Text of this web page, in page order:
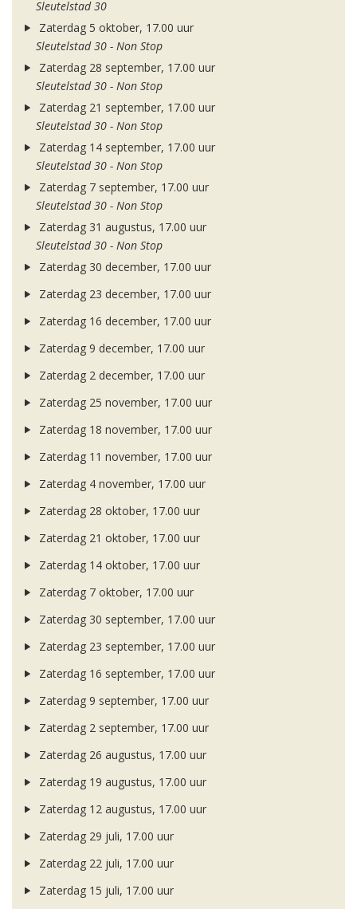
Sleutelstad 30
Zaterdag 5 oktober, 17.00 uur
Sleutelstad 30 - Non Stop
Zaterdag 28 september, 17.00 uur
Sleutelstad 30 - Non Stop
Zaterdag 21 september, 17.00 uur
Sleutelstad 30 - Non Stop
Zaterdag 14 september, 17.00 uur
Sleutelstad 30 - Non Stop
Zaterdag 7 september, 17.00 uur
Sleutelstad 30 - Non Stop
Zaterdag 31 augustus, 17.00 uur
Sleutelstad 30 - Non Stop
Zaterdag 30 december, 17.00 uur
Zaterdag 23 december, 17.00 uur
Zaterdag 16 december, 17.00 uur
Zaterdag 9 december, 17.00 uur
Zaterdag 2 december, 17.00 uur
Zaterdag 25 november, 17.00 uur
Zaterdag 18 november, 17.00 uur
Zaterdag 11 november, 17.00 uur
Zaterdag 4 november, 17.00 uur
Zaterdag 28 oktober, 17.00 uur
Zaterdag 21 oktober, 17.00 uur
Zaterdag 14 oktober, 17.00 uur
Zaterdag 7 oktober, 17.00 uur
Zaterdag 30 september, 17.00 uur
Zaterdag 23 september, 17.00 uur
Zaterdag 16 september, 17.00 uur
Zaterdag 9 september, 17.00 uur
Zaterdag 2 september, 17.00 uur
Zaterdag 26 augustus, 17.00 uur
Zaterdag 19 augustus, 17.00 uur
Zaterdag 12 augustus, 17.00 uur
Zaterdag 29 juli, 17.00 uur
Zaterdag 22 juli, 17.00 uur
Zaterdag 15 juli, 17.00 uur